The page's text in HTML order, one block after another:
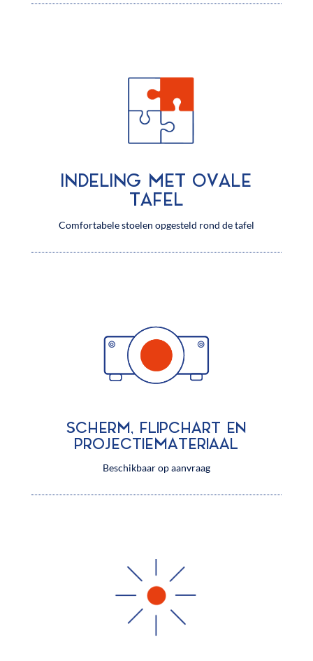
INDELING MET OVALE
TAFEL
Comfortabele stoelen opgesteld rond de tafel
SCHERM, FLIPCHART EN
PROJECTIEMATERIAAL
Beschikbaar op aanvraag